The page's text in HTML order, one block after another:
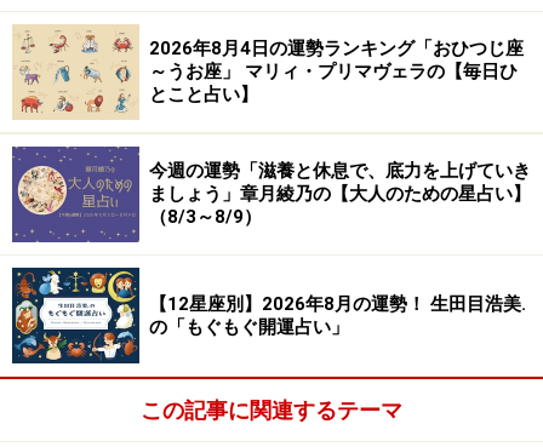
お口にもチャックを。余計な一言で、引き取り手のない
話があなたのところに来てしまうみたい。見て見ぬふ
り、聞いて聞かないふりで、ゆるく流して。オフは、パ
ッと遊ぶと気分スッキリ！
愛は大好転。パートナーにホレ直す幸せも。出会いは仕
事の延長に。
＞12星座別に見る！ あなたの生まれ持った金運
おうし座／牡牛座（4月20日～5月20日生ま
2026年8月4日の運勢ランキング「おひつじ座
～うお座」 マリィ・プリマヴェラの【毎日ひ
とこと占い】
今週の運勢「滋養と休息で、底力を上げていき
ましょう」章月綾乃の【大人のための星占い】
（8/3～8/9）
【12星座別】2026年8月の運勢！ 生田目浩美.
の「もぐもぐ開運占い」
この記事に関連するテーマ